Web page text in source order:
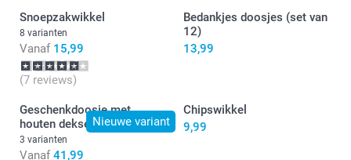
hier
Snoepzakwikkel
8 varianten
Vanaf 15,99
(7 reviews)
Bedankjes doosjes (set van
12)
13,99
Nieuwe variant
Geschenkdoosje met
houten deksel
3 varianten
Vanaf 41,99
Chipswikkel
9,99